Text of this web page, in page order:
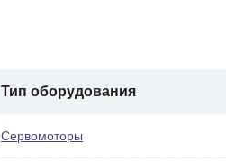
Тип оборудования
Сервомоторы